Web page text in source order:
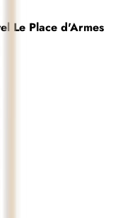
Le Place d'Armes